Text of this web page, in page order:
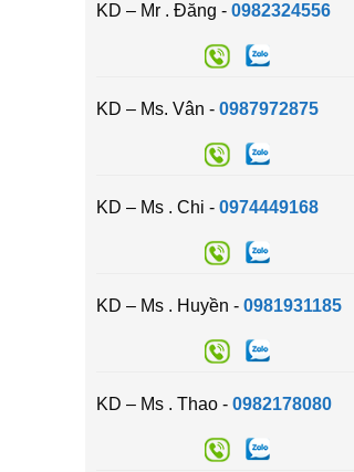
KD – Mr . Đăng - 0982324556
KD – Ms. Vân - 0987972875
KD – Ms . Chi - 0974449168
KD – Ms . Huyền - 0981931185
KD – Ms . Thao - 0982178080